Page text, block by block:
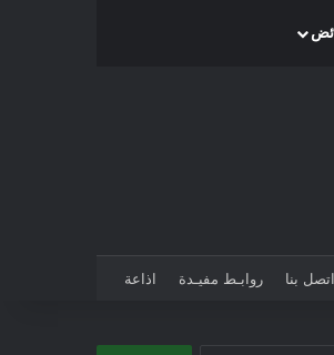
اتصل بنا روابـط مفيـدة اذاعة